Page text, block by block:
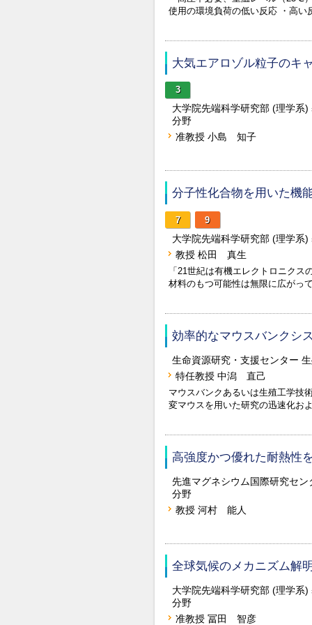
使用の環境負荷の低い反応 ・高
大気エアロゾル粒子のキ
3
大学院先端科学研究部 (理学
分野
准教授 小島 知子
分子性化合物を用いた機
7 9
大学院先端科学研究部 (理学
教授 松田 真生
「21世紀は有機エレクトロニク
材料のもつ可能性は無限に広がっ
効率的なマウスバンクシ
生命資源研究・支援センター
特任教授 中潟 直己
マウスバンクあるいは生殖工学技
変マウスを用いた研究の迅速化お
高強度かつ優れた耐熱性
先進マグネシウム国際研究セ
分野
教授 河村 能人
全球気候のメカニズム解
大学院先端科学研究部 (理学
分野
准教授 冨田 智彦